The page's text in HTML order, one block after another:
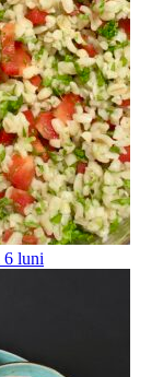
6 luni